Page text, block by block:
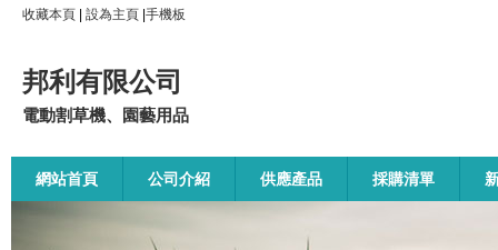
收藏本頁 設為主頁 手機板
邦利有限公司
電動割草機、園藝用品
網站首頁 公司介紹 供應產品 採購清單